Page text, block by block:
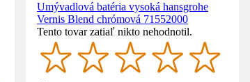
Umývadlová batéria vysoká hansgrohe
Vernis Blend chrómová 71552000
Tento tovar zatiaľ nikto nehodnotil.